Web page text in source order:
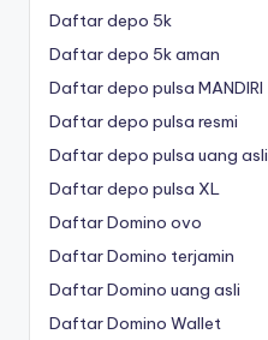
Daftar depo 5k
Daftar depo 5k aman
Daftar depo pulsa MANDIRI
Daftar depo pulsa resmi
Daftar depo pulsa uang asli
Daftar depo pulsa XL
Daftar Domino ovo
Daftar Domino terjamin
Daftar Domino uang asli
Daftar Domino Wallet